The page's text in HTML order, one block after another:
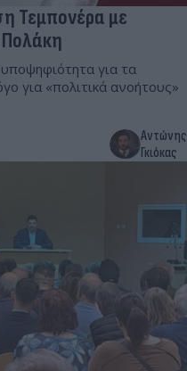
Τεμπονέρα με
για τα
για «πολιτικά ανοήτους»
Αντώνης
Γκιόκας